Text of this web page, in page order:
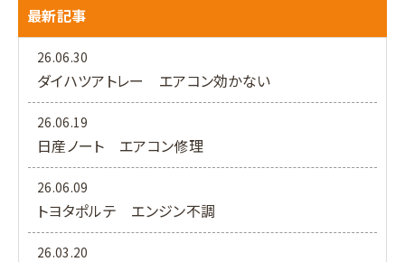
最新記事
26.06.30
ダイハツアトレー エアコン効かない
26.06.19
日産ノート エアコン修理
26.06.09
トヨタポルテ エンジン不調
26.03.20